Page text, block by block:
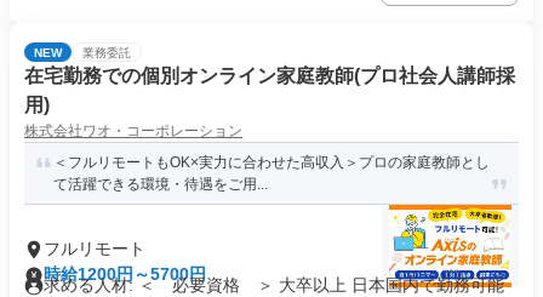
NEW 業務委託
在宅勤務での個別オンライン家庭教師(プロ社会人講師採
用)
株式会社ワオ・コーポレーション
＜フルリモートもOK×実力に合わせた高収入＞プロの家庭教師とし
て活躍できる環境・待遇をご用...
フルリモート
時給1200円～5700円
求める人材: ＜ 必要資格 ＞ 大卒以上 日本国内で勤務可能